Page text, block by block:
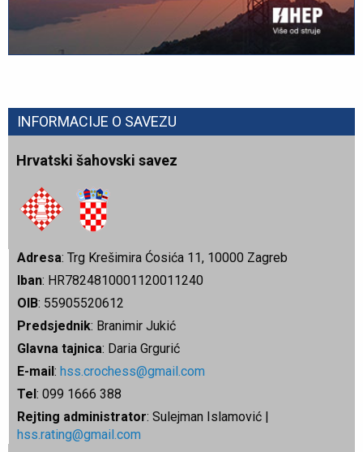
INFORMACIJE O SAVEZU
Hrvatski šahovski savez
Adresa: Trg Krešimira Ćosića 11, 10000 Zagreb
Iban: HR7824810001120011240
OIB: 55905520612
Predsjednik: Branimir Jukić
Glavna tajnica: Daria Grgurić
E-mail : hss.crochess@gmail.com
Tel : 099 1666 388
Rejting administrator: Sulejman Islamović |
hss.rating@gmail.com